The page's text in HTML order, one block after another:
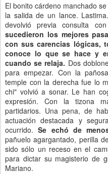
El bonito cárdeno manchado
la salida de un lance.
devolvió previa consulta
sucedieron los mejores
con sus carencias lógicas,
conoce lo que se hace y
cuando se relaja. Dos
para empezar. Con la
temple con la derecha fue lo
chi" volvió a sonar. Le han
expresión. Con la tizona
partidarios. Una pena, de
actuación destacada y
ocurrido.Se echó de
pañuelo agargantado, perilla
sido sólo un receso en el
para dictar su magisterio de
Mariano.